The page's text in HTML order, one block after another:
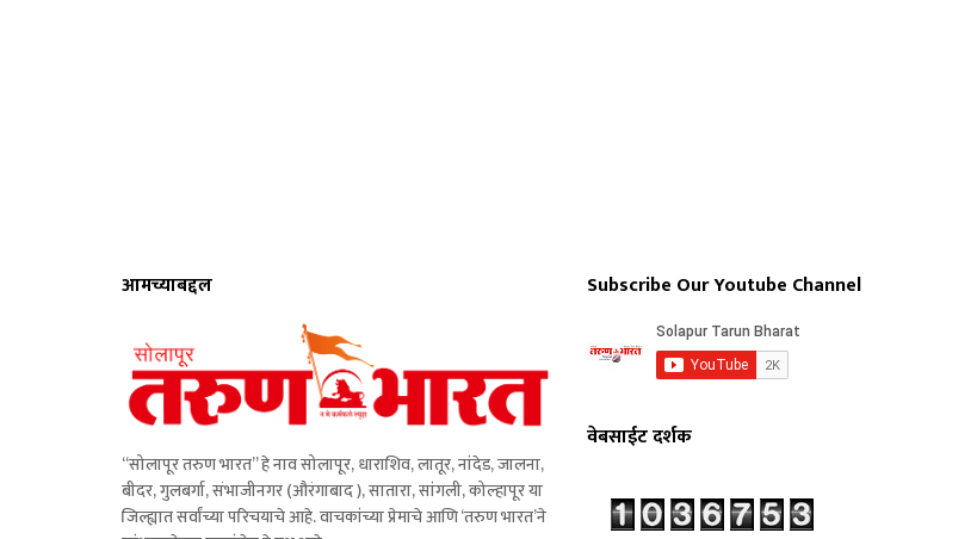
आमच्याबद्दल
“सोलापूर तरुण भारत” हे नाव सोलापूर, धाराशिव, लातूर, नांदेड, जालना,
बीदर, गुलबर्गा, संभाजीनगर (औरंगाबाद ), सातारा, सांगली, कोल्हापूर या
जिल्ह्यात सर्वांच्या परिचयाचे आहे. वाचकांच्या प्रेमाचे आणि ‘तरुण भारत’ने
Subscribe Our Youtube Channel
वेबसाईट दर्शक